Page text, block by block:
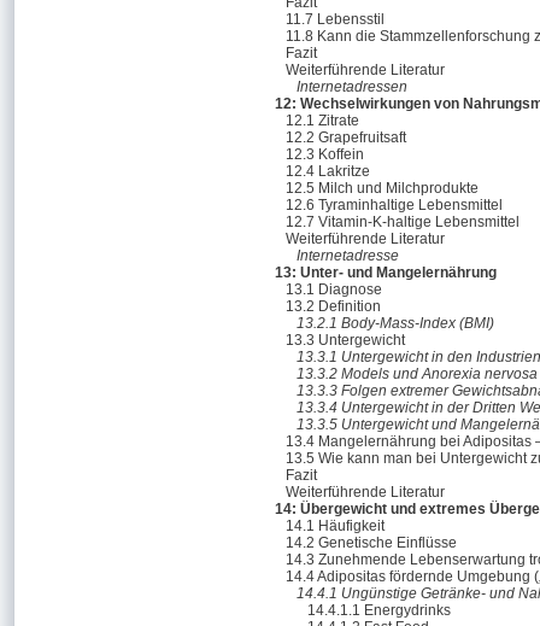
11.7 Lebensstil
11.8 Kann die Stammzellenforschung
Fazit
Weiterführende Literatur
Internetadressen
12: Wechselwirkungen von
12.1 Zitrate
12.2 Grapefruitsaft
12.3 Koffein
12.4 Lakritze
12.5 Milch und Milchprodukte
12.6 Tyraminhaltige Lebensmittel
12.7 Vitamin-K-haltige Lebensmittel
Weiterführende Literatur
Internetadresse
13: Unter- und Mangelernährung
13.1 Diagnose
13.2 Definition
13.2.1 Body-Mass-Index (BMI)
13.3 Untergewicht
13.3.1 Untergewicht in den
13.3.2 Models und Anorexia nervosa
13.3.3 Folgen extremer
13.3.4 Untergewicht in der Dritten
13.3.5 Untergewicht und
13.4 Mangelernährung bei Adipositas
13.5 Wie kann man bei Untergewicht
Fazit
Weiterführende Literatur
14: Übergewicht und extremes
14.1 Häufigkeit
14.2 Genetische Einflüsse
14.3 Zunehmende Lebenserwartung
14.4 Adipositas fördernde Umgebung
14.4.1 Ungünstige Getränke- und
14.4.1.1 Energydrinks